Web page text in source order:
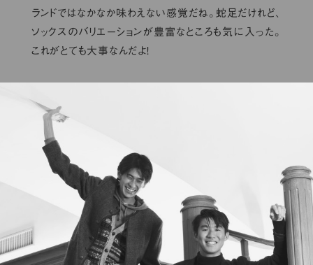
ランドではなかなか味わえない感覚だね。蛇足だけれど、
ソックスのバリエーションが豊富なところも気に入った。
これがとても大事なんだよ！